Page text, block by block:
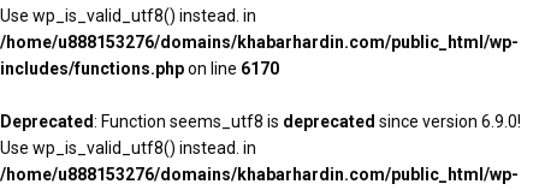
Use wp_is_valid_utf8() instead. in
/home/u888153276/domains/khabarhardin.com/public_html/wp-
includes/functions.phpon line 6170
Deprecated: Function seems_utf8 is deprecated since version 6.9.0!
Use wp_is_valid_utf8() instead. in
/home/u888153276/domains/khabarhardin.com/public_html/wp-